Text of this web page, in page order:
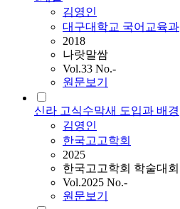
김영인
대구대학교 국어교육과
2018
나랏말쌈
Vol.33 No.-
원문보기
신라 고식수막새 도입과 배경
김영인
한국고고학회
2025
한국고고학회 학술대회
Vol.2025 No.-
원문보기